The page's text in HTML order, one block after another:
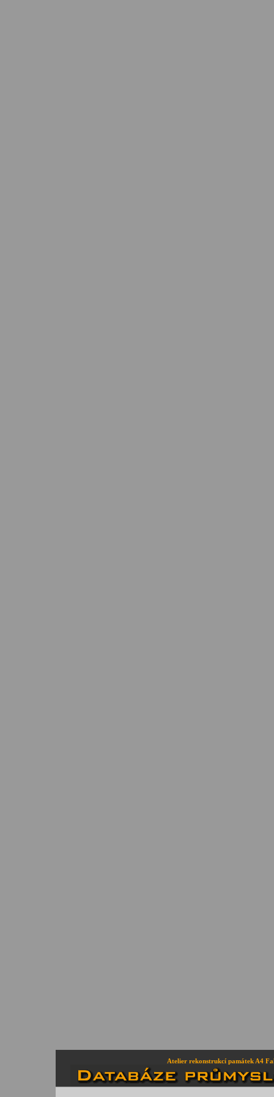
Atelier rekonstrukcí památek A4